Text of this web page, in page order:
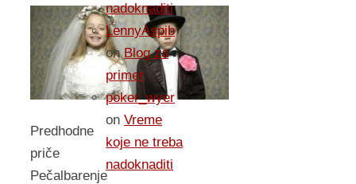
Predhodne
priče
Pečalbarenje
nadoknaditi
LennyAspib
onBlog za
primer
poker_wyer
on Vreme
koje ne treba
nadoknaditi